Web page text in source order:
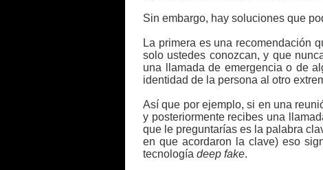
Sin embargo, hay soluciones que
La primera es una recomendación
solo ustedes conozcan, y que
una llamada de emergencia o de
identidad de la persona al otro
Así que por ejemplo, si en una
y posteriormente recibes una
que le preguntarías es la palabra
en que acordaron la clave) eso
tecnología deep fake.